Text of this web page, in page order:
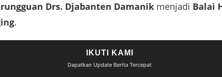
Drs. Djabanten Damanik menjadi Balai
.
IKUTI KAMI
Dapatkan Update Berita Tercepat